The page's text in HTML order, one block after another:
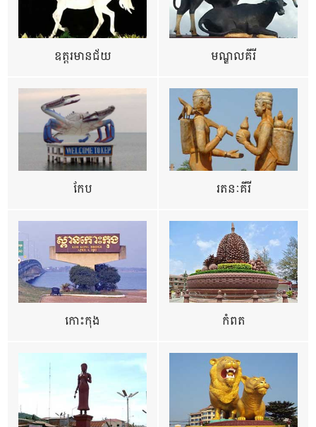
ឧត្ដរមានជ័យ មណ្ឌលគីរី
កែប រតនៈគីរី
កោះកុង កំពត